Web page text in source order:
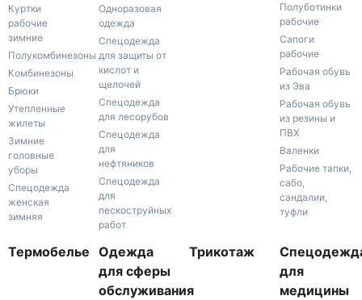
Куртки
рабочие
зимние
Полукомбинезоны
Комбинезоны
Брюки
Утепленные
жилеты
Зимние
головные
уборы
Спецодежда
женская
зимняя
Одноразовая
одежда
Спецодежда
для защиты от
кислот и
щелочей
Спецодежда
для лесорубов
Спецодежда
для
нефтяников
Спецодежда
для
пескоструйных
работ
Полуботинки
рабочие
Сапоги
рабочие
Рабочая обувь
из Эва
Рабочая обувь
из резины и
ПВХ
Валенки
Рабочие тапки,
сабо,
сандалии,
туфли
Термобелье Одежда
для сферы
обслуживания
Трикотаж
для
медицины